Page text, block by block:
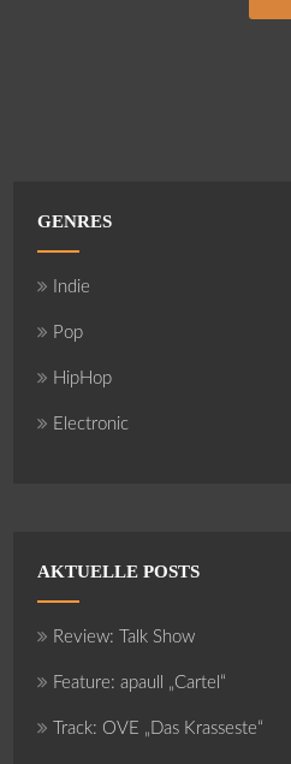
GENRES
Indie
Pop
HipHop
Electronic
AKTUELLE POSTS
Review: Talk Show
Feature: apaull „Cartel“
Track: OVE „Das Krasseste“